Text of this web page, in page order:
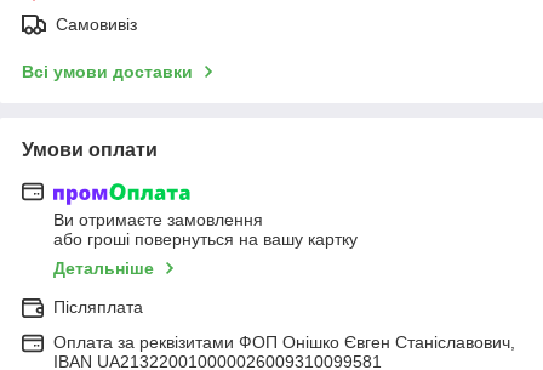
Самовивіз
Всі умови доставки
Умови оплати
Ви отримаєте замовлення
або гроші повернуться на вашу картку
Детальніше
Післяплата
Оплата за реквізитами ФОП Онішко Євген Станіславович,
IBAN UA213220010000026009310099581